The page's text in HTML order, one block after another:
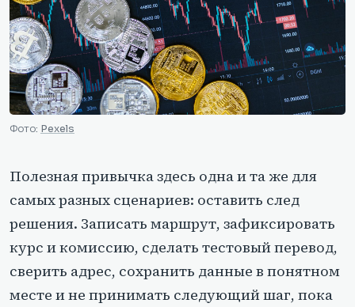
Фото: Pexels
Полезная привычка здесь одна и та же для
самых разных сценариев: оставить след
решения. Записать маршрут, зафиксировать
курс и комиссию, сделать тестовый перевод,
сверить адрес, сохранить данные в понятном
месте и не принимать следующий шаг, пока